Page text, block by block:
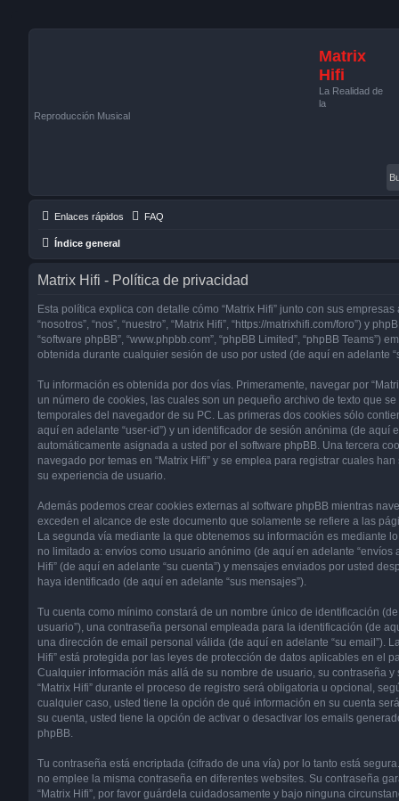
Matrix
Hifi
La Realidad de
la
Reproducción Musical
Enlaces rápidos FAQ
Índice general
Matrix Hifi - Política de privacidad
Esta política explica con detalle cómo “Matrix Hifi” junto con sus
“nosotros”, “nos”, “nuestro”, “Matrix Hifi”, “https://matrixhifi.com/foro”) y
“software phpBB”, “www.phpbb.com”, “phpBB Limited”, “phpBB Teams”)
obtenida durante cualquier sesión de uso por usted (de aquí en adelante
Tu información es obtenida por dos vías. Primeramente, navegar por
un número de cookies, las cuales son un pequeño archivo de texto que
temporales del navegador de su PC. Las primeras dos cookies sólo
aquí en adelante “user-id”) y un identificador de sesión anónima (de aquí
automáticamente asignada a usted por el software phpBB. Una tercera
navegado por temas en “Matrix Hifi” y se emplea para registrar cuales
su experiencia de usuario.
Además podemos crear cookies externas al software phpBB mientras
exceden el alcance de este documento que solamente se refiere a las
La segunda vía mediante la que obtenemos su información es mediante
no limitado a: envíos como usuario anónimo (de aquí en adelante “envíos
Hifi” (de aquí en adelante “su cuenta”) y mensajes enviados por usted
haya identificado (de aquí en adelante “sus mensajes”).
Tu cuenta como mínimo constará de un nombre único de identificación
usuario”), una contraseña personal empleada para la identificación (de
una dirección de email personal válida (de aquí en adelante “su email”).
Hifi” está protegida por las leyes de protección de datos aplicables en el
Cualquier información más allá de su nombre de usuario, su contraseña
“Matrix Hifi” durante el proceso de registro será obligatoria u opcional,
cualquier caso, usted tiene la opción de qué información en su cuenta
su cuenta, usted tiene la opción de activar o desactivar los emails
phpBB.
Tu contraseña está encriptada (cifrado de una vía) por lo tanto está
no emplee la misma contraseña en diferentes websites. Su contraseña
“Matrix Hifi”, por favor guárdela cuidadosamente y bajo ninguna